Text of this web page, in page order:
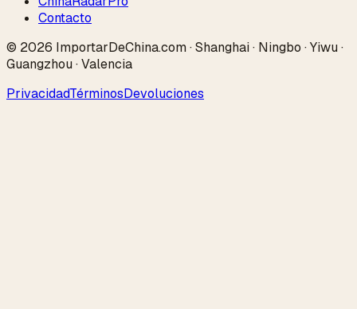
Contacto
© 2026 ImportarDeChina.com · Shanghai · Ningbo · Yiwu ·
Guangzhou · Valencia
PrivacidadTérminosDevoluciones